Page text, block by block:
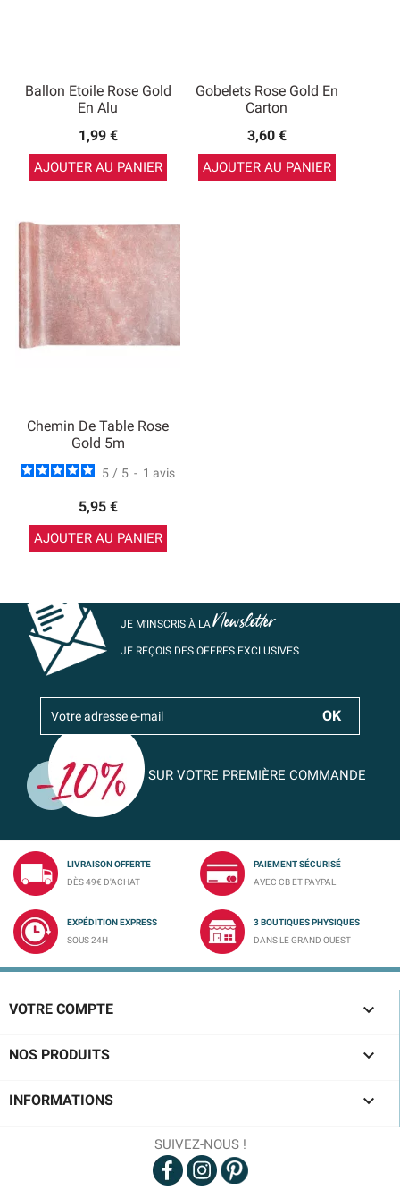
Ballon Etoile Rose Gold
En Alu
1,99 €
AJOUTER AU PANIER
Gobelets Rose Gold En
Carton
3,60 €
AJOUTER AU PANIER
Chemin De Table Rose
Gold 5m
5 / 5 - 1 avis
5,95 €
AJOUTER AU PANIER
JE M’INSCRIS À LANewsletter
JE REÇOIS DES OFFRES EXCLUSIVES
SUR VOTRE PREMIÈRE COMMANDE
LIVRAISON OFFERTE
DÈS 49€ D'ACHAT
PAIEMENT SÉCURISÉ
AVEC CB ET PAYPAL
EXPÉDITION EXPRESS
SOUS 24H
3 BOUTIQUES PHYSIQUES
DANS LE GRAND OUEST
VOTRE COMPTE 
NOS PRODUITS 
INFORMATIONS 
SUIVEZ-NOUS !